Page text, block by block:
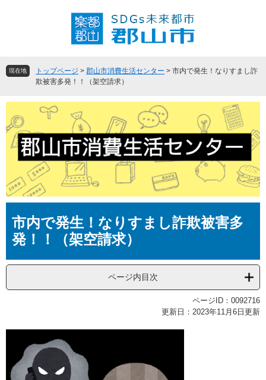
頭
飛
文
現在地 トップページ > 郡山市消費生活センター > 市内で発生！なりすまし詐
欺被害多発！！（架空請求）
文市内で発生！なりすまし詐欺被害多
発！！（架空請求）
ページ内目次
ページID：0092716
更新日：2023年11月6日更新